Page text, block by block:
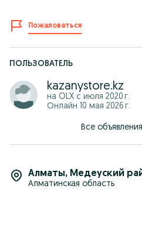
Центральная стойка -1 (2секции)
Вес летней: 51кг + 22 кг
Вес зимней палатки: 75 кг + 22 кг
двухслойный (с двойной
Все документы исходящие
Летняя 380 000
Зимняя 480 000 тг
Наша страница в инстаграм
Пожаловаться
ПОЛЬЗОВАТЕЛЬ
kazanystore.kz
на OLX с июля 2020 г.
Онлайн 10 мая 2026 г.
Все
Алматы, Медеуский
Алматинская область